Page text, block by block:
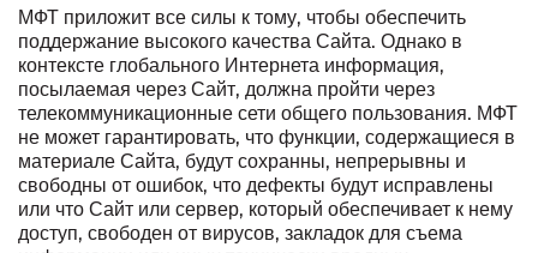
МФТ приложит все силы к тому, чтобы обеспечить
поддержание высокого качества Сайта. Однако в
контексте глобального Интернета информация,
посылаемая через Сайт, должна пройти через
телекоммуникационные сети общего пользования. МФТ
не может гарантировать, что функции, содержащиеся в
материале Сайта, будут сохранны, непрерывны и
свободны от ошибок, что дефекты будут исправлены
или что Сайт или сервер, который обеспечивает к нему
доступ, свободен от вирусов, закладок для съема